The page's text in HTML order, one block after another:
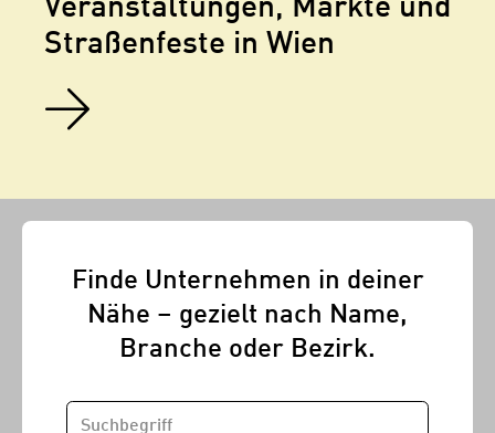
Veranstaltungen, Märkte und
Straßenfeste in Wien
Finde Unternehmen in deiner
Nähe – gezielt nach Name,
Branche oder Bezirk.
SUCHBEGRIFF